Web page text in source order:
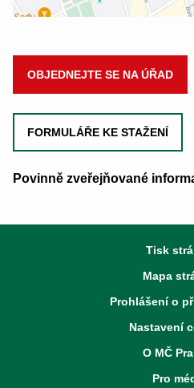
OBJEDNEJTE SE NA ÚŘAD
FORMULÁŘE KE STAŽENÍ
Povinně zveřejňované
Tisk
Mapa
Prohlášení o
Nastavení
O MČ
Pro